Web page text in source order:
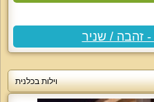
וילות בכלנית